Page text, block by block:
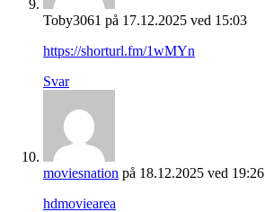
Toby3061 på 17.12.2025 ved 15:03
https://shorturl.fm/1wMYn
Svar
moviesnation på 18.12.2025 ved 19:26
hdmoviearea